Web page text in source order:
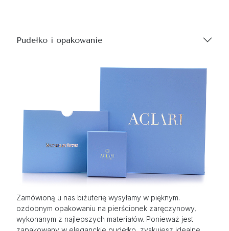
Pudełko i opakowanie
Zamówioną u nas biżuterię wysyłamy w pięknym.
ozdobnym opakowaniu na pierścionek zaręczynowy,
wykonanym z najlepszych materiałów. Ponieważ jest